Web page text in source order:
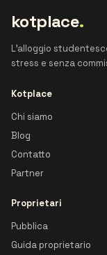
kotplace.
L'alloggio
stress e senza
Kotplace
Chi siamo
Blog
Contatto
Partner
Proprietari
Pubblica
Guida proprietario